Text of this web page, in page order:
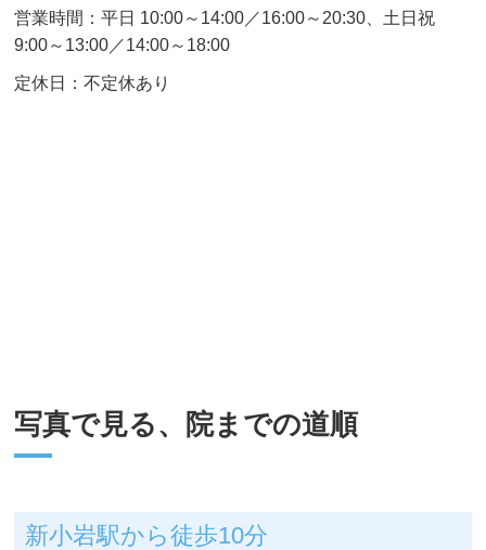
営業時間：平日 10:00～14:00／16:00～20:30、土日祝
9:00～13:00／14:00～18:00
定休日：不定休あり
写真で見る、院までの道順
新小岩駅から徒歩10分